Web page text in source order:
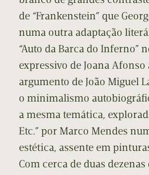
de “Frankenstein” que
numa outra adaptação
“Auto da Barca do Inferno”
expressivo de Joana
argumento de João Miguel
o minimalismo
a mesma temática,
Etc.” por Marco Mendes
estética, assente em
Com cerca de duas dezenas